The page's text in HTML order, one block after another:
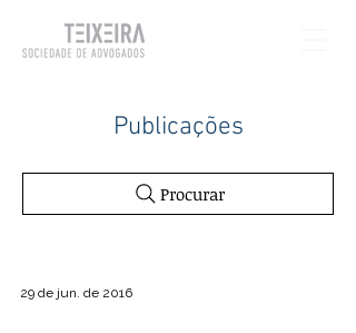
Publicações
Procurar
29 de jun. de 2016